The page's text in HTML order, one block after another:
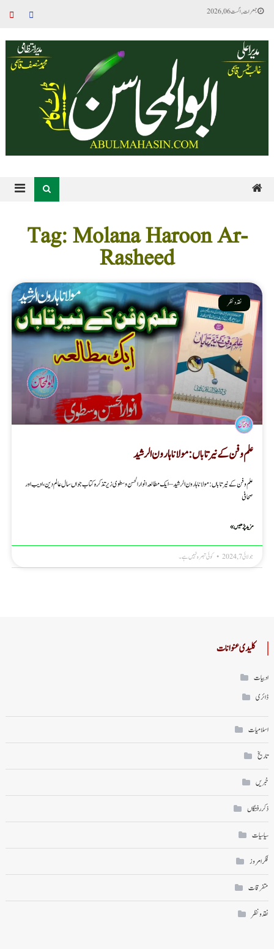
جمعرات, اگست 06, 2026
Tag: Molana Haroon Ar-
Rasheed
نقد ونظر
علم وفن کے نیر تاباں : مولانا ہارون الرشید
علم وفن کے نیر تاباں : مولانا ہارون الرشید – ایک مطالعہ انوار الحسن وسطوی زیر تذکرہ کتاب جواں سال عالم دین، ادیب اور
صحافی
مزید پڑھیں »
جولائی 7, 2024 کوئی تبصرہ نہیں ہے۔
کلیدی عنوانات
ادبیات
ڈائری
اسلامیات
تاریخ
خبریں
ذکر رفتگاں
سیاسیات
فکر امروز
متفرقات
نقد ونظر